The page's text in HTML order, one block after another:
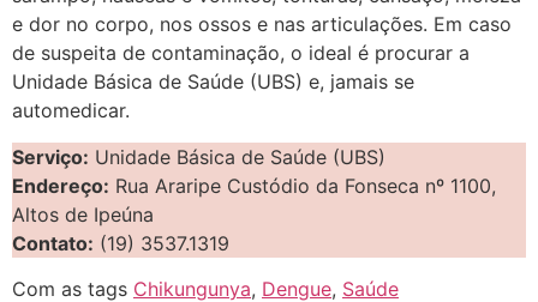
e dor no corpo, nos ossos e nas articulações. Em caso
de suspeita de contaminação, o ideal é procurar a
Unidade Básica de Saúde (UBS) e, jamais se
automedicar.
Serviço: Unidade Básica de Saúde (UBS)
Endereço: Rua Araripe Custódio da Fonseca nº 1100,
Altos de Ipeúna
Contato: (19) 3537.1319
Com as tags Chikungunya, Dengue, Saúde